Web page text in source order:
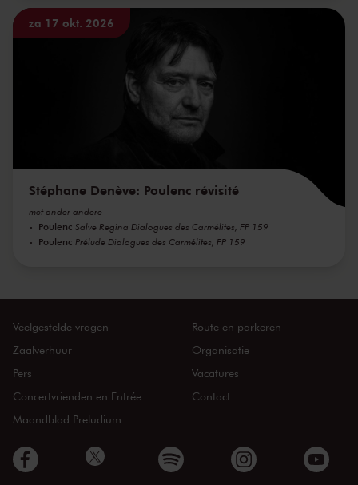
za 17 okt. 2026
Stéphane Denève: Poulenc révisité
met onder andere
Poulenc Salve Regina Dialogues des Carmélites, FP 159
Poulenc Prélude Dialogues des Carmélites, FP 159
Veelgestelde vragen
Zaalverhuur
Pers
Concertvrienden en Entrée
Maandblad Preludium
Route en parkeren
Organisatie
Vacatures
Contact